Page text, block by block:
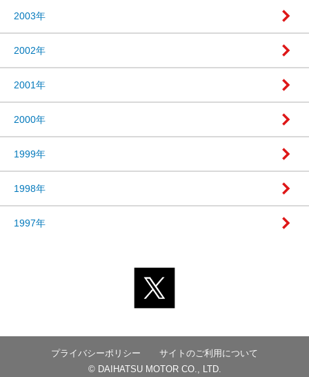
2003年
2002年
2001年
2000年
1999年
1998年
1997年
プライバシーポリシー
サイトのご利用について
© DAIHATSU MOTOR CO., LTD.